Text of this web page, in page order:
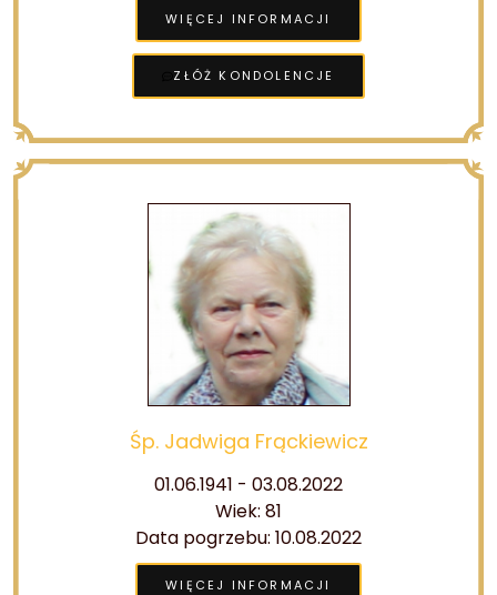
WIĘCEJ INFORMACJI
ZŁÓŻ KONDOLENCJE
Śp. Jadwiga Frąckiewicz
01.06.1941 - 03.08.2022
Wiek: 81
Data pogrzebu: 10.08.2022
WIĘCEJ INFORMACJI